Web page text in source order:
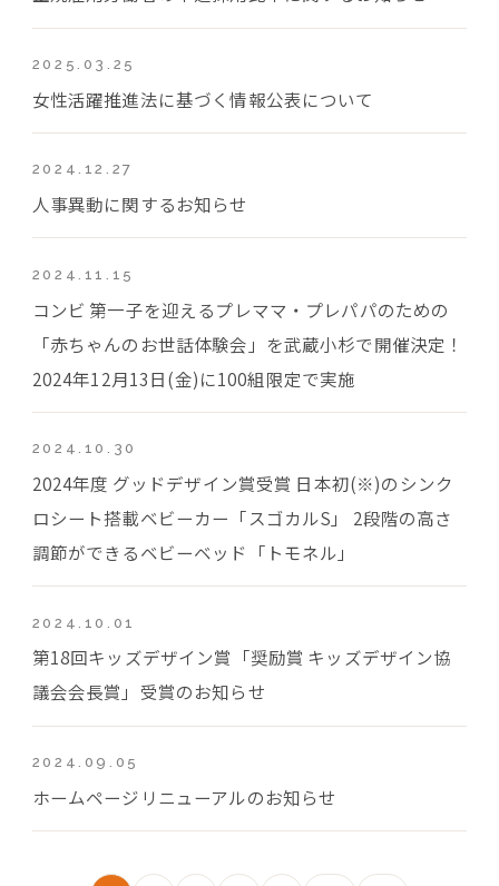
2025.03.25
女性活躍推進法に基づく情報公表について
2024.12.27
人事異動に関するお知らせ
2024.11.15
コンビ 第一子を迎えるプレママ・プレパパのための
「赤ちゃんのお世話体験会」を武蔵小杉で開催決定！
2024年12月13日(金)に100組限定で実施
2024.10.30
2024年度 グッドデザイン賞受賞 日本初(※)のシンク
ロシート搭載ベビーカー「スゴカルS」 2段階の高さ
調節ができるベビーベッド「トモネル」
2024.10.01
第18回キッズデザイン賞「奨励賞 キッズデザイン協
議会会長賞」受賞のお知らせ
2024.09.05
ホームページリニューアルのお知らせ